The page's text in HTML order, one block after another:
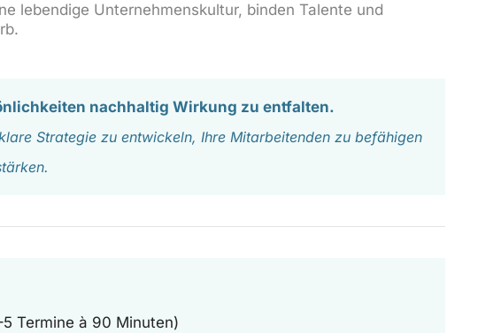
lebendige Unternehmenskultur, binden Talente und
nachhaltig Wirkung zu entfalten.
Strategie zu entwickeln, Ihre Mitarbeitenden zu befähigen
Termine à 90 Minuten)